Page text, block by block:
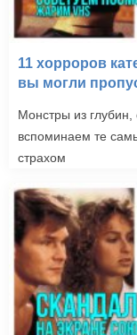
11 хорроров
вы могли
Монстры из
вспоминаем те
страхом